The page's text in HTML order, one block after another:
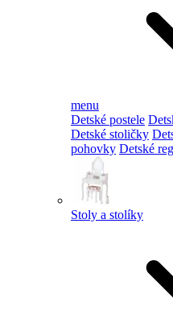
menu
Detské postele
Detské stoličky
pohovky Detské
Stoly a stolíky